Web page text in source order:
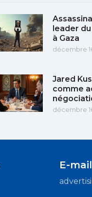
leader
à Gaza
décembre
Jared
comme
décembre
E-